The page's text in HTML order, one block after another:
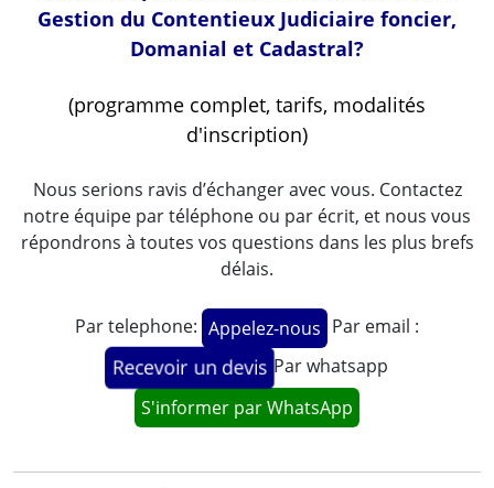
Gestion du Contentieux Judiciaire foncier,
Domanial et Cadastral?
(programme complet, tarifs, modalités
d'inscription)
Nous serions ravis d’échanger avec vous. Contactez
notre équipe par téléphone ou par écrit, et nous vous
répondrons à toutes vos questions dans les plus brefs
délais.
Par telephone: Appelez-nous Par email :
Recevoir un devis Par whatsapp
S'informer par WhatsApp